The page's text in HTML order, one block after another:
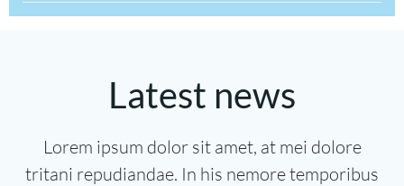
Latest news
Lorem ipsum dolor sit amet, at mei dolore
tritani repudiandae. In his nemore temporibus